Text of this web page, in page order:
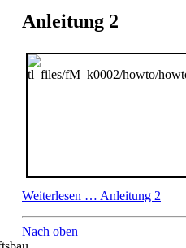
Anleitung 2
Weiterlesen … Anleitung 2
Nach oben